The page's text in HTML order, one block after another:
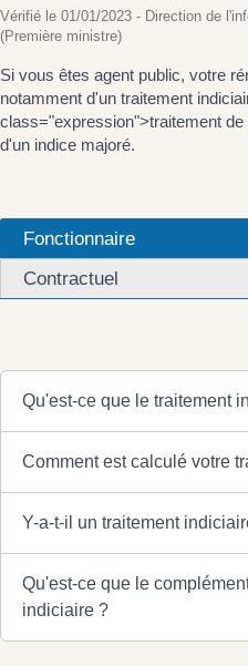
Vérifié le 01/01/2023 - Direction de
(Première ministre)
Si vous êtes agent public, votre
notamment d'un traitement
class="expression">traitement
d'un indice majoré.
Fonctionnaire
Contractuel
Qu'est-ce que le traitement
Comment est calculé votre
Y-a-t-il un traitement
Qu'est-ce que le
indiciaire ?